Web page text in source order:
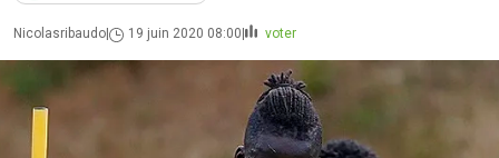
Nicolasribaudo 19 juin 2020 08:00 voter